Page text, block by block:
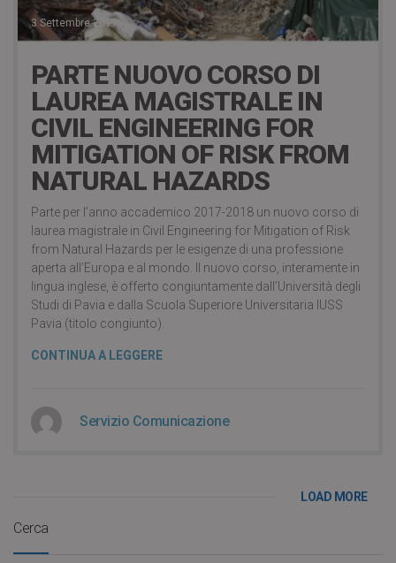
3 Settembre 2017
PARTE NUOVO CORSO DI
LAUREA MAGISTRALE IN
CIVIL ENGINEERING FOR
MITIGATION OF RISK FROM
NATURAL HAZARDS
Parte per l’anno accademico 2017-2018 un nuovo corso di
laurea magistrale in Civil Engineering for Mitigation of Risk
from Natural Hazards per le esigenze di una professione
aperta all’Europa e al mondo. Il nuovo corso, interamente in
lingua inglese, è offerto congiuntamente dall’Università degli
Studi di Pavia e dalla Scuola Superiore Universitaria IUSS
Pavia (titolo congiunto).
CONTINUA A LEGGERE
Servizio Comunicazione
LOAD MORE
Cerca